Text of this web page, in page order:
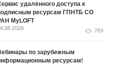
удалённого доступа к
ресурсам ГПНТБ СО
MyLOFT
769
по зарубежным
ресурсам!